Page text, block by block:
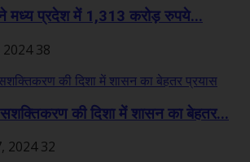
मध्य प्रदेश में 1,313 करोड़ रुपये...
2024 38
की दिशा में शासन का बेहतर...
2024 32